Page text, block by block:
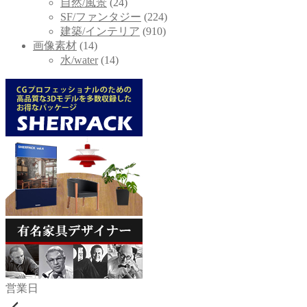
自然/風景 (24)
SF/ファンタジー (224)
建築/インテリア (910)
画像素材 (14)
水/water (14)
営業日